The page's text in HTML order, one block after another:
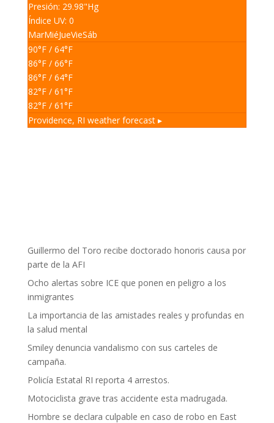
Presión: 29.98"Hg
Índice UV: 0
MarMiéJueVieSáb
90°F/ 64°F
86°F/ 66°F
86°F/ 64°F
82°F/ 61°F
82°F/ 61°F
Providence, RI weather forecast ▸
Guillermo del Toro recibe doctorado honoris causa por
parte de la AFI
Ocho alertas sobre ICE que ponen en peligro a los
inmigrantes
La importancia de las amistades reales y profundas en
la salud mental
Smiley denuncia vandalismo con sus carteles de
campaña.
Policía Estatal RI reporta 4 arrestos.
Motociclista grave tras accidente esta madrugada.
Hombre se declara culpable en caso de robo en East